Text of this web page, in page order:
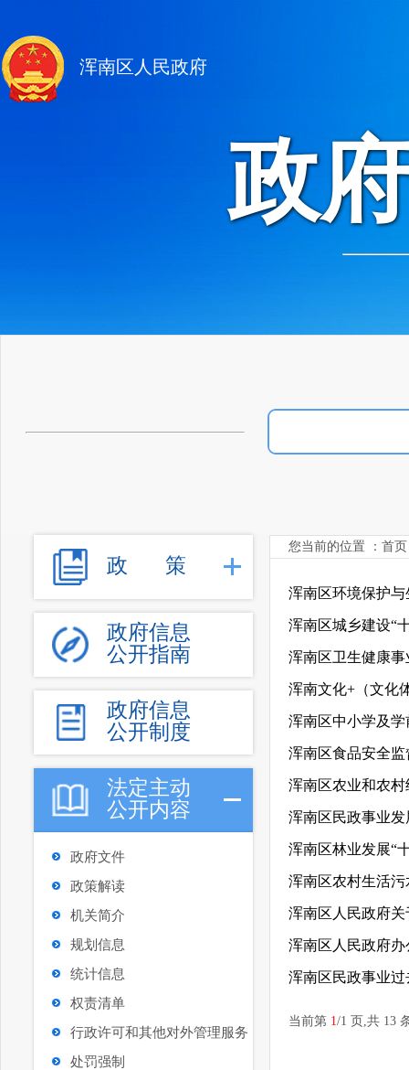
浑南区人民政府
政
政 策
政府信息
公开指南
政府信息
公开制度
法定主动
公开内容
政府文件
政策解读
机关简介
规划信息
统计信息
权责清单
行政许可和其他对外管理服务
处罚强制
您当前的位置 ： 首页
浑南区环境保护与
浑南区城乡建设“
浑南区卫生健康事
浑南文化+（文化
浑南区中小学及
浑南区食品安全监
浑南区农业和农
浑南区民政事业发
浑南区林业发展“
浑南区农村生活污
浑南区人民政府关
浑南区民政事业
当前第 1/1 页,共 13